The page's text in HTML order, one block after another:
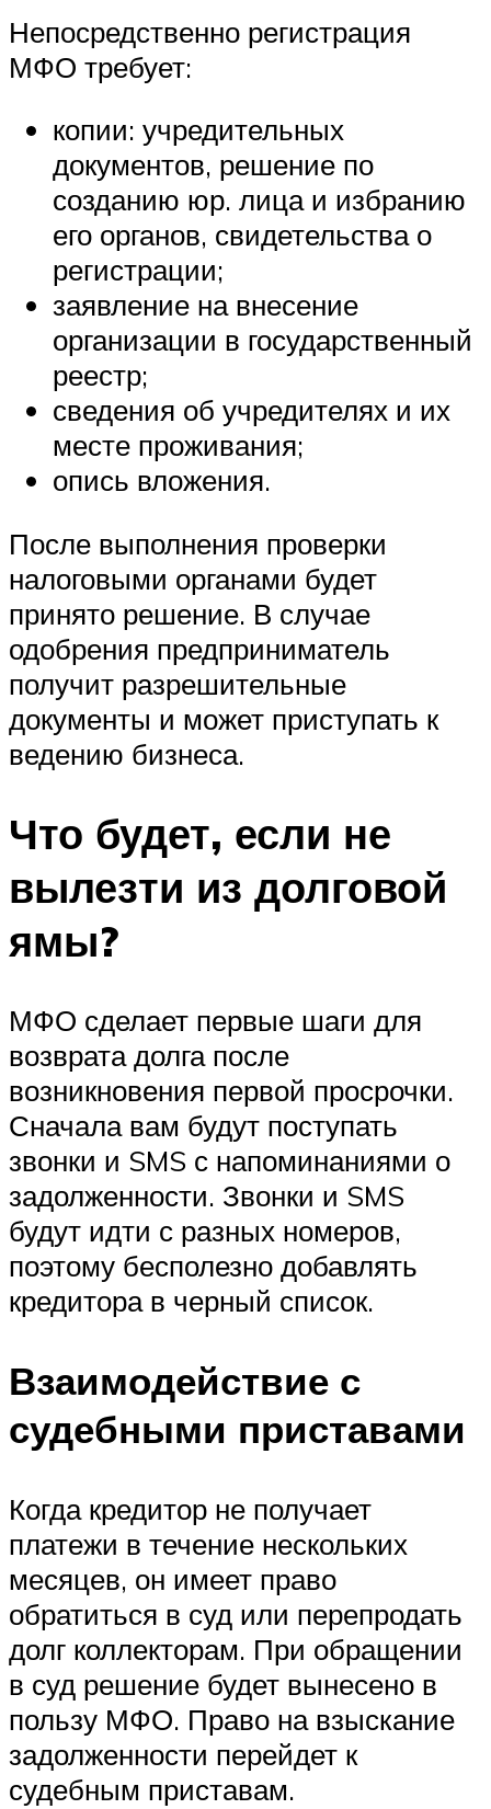
Непосредственно регистрация
МФО требует:
копии: учредительных
документов, решение по
созданию юр. лица и избранию
его органов, свидетельства о
регистрации;
заявление на внесение
организации в государственный
реестр;
сведения об учредителях и их
месте проживания;
опись вложения.
После выполнения проверки
налоговыми органами будет
принято решение. В случае
одобрения предприниматель
получит разрешительные
документы и может приступать к
ведению бизнеса.
Что будет, если не
вылезти из долговой
ямы?
МФО сделает первые шаги для
возврата долга после
возникновения первой просрочки.
Сначала вам будут поступать
звонки и SMS с напоминаниями о
задолженности. Звонки и SMS
будут идти с разных номеров,
поэтому бесполезно добавлять
кредитора в черный список.
Взаимодействие с
судебными приставами
Когда кредитор не получает
платежи в течение нескольких
месяцев, он имеет право
обратиться в суд или перепродать
долг коллекторам. При обращении
в суд решение будет вынесено в
пользу МФО. Право на взыскание
задолженности перейдет к
судебным приставам.